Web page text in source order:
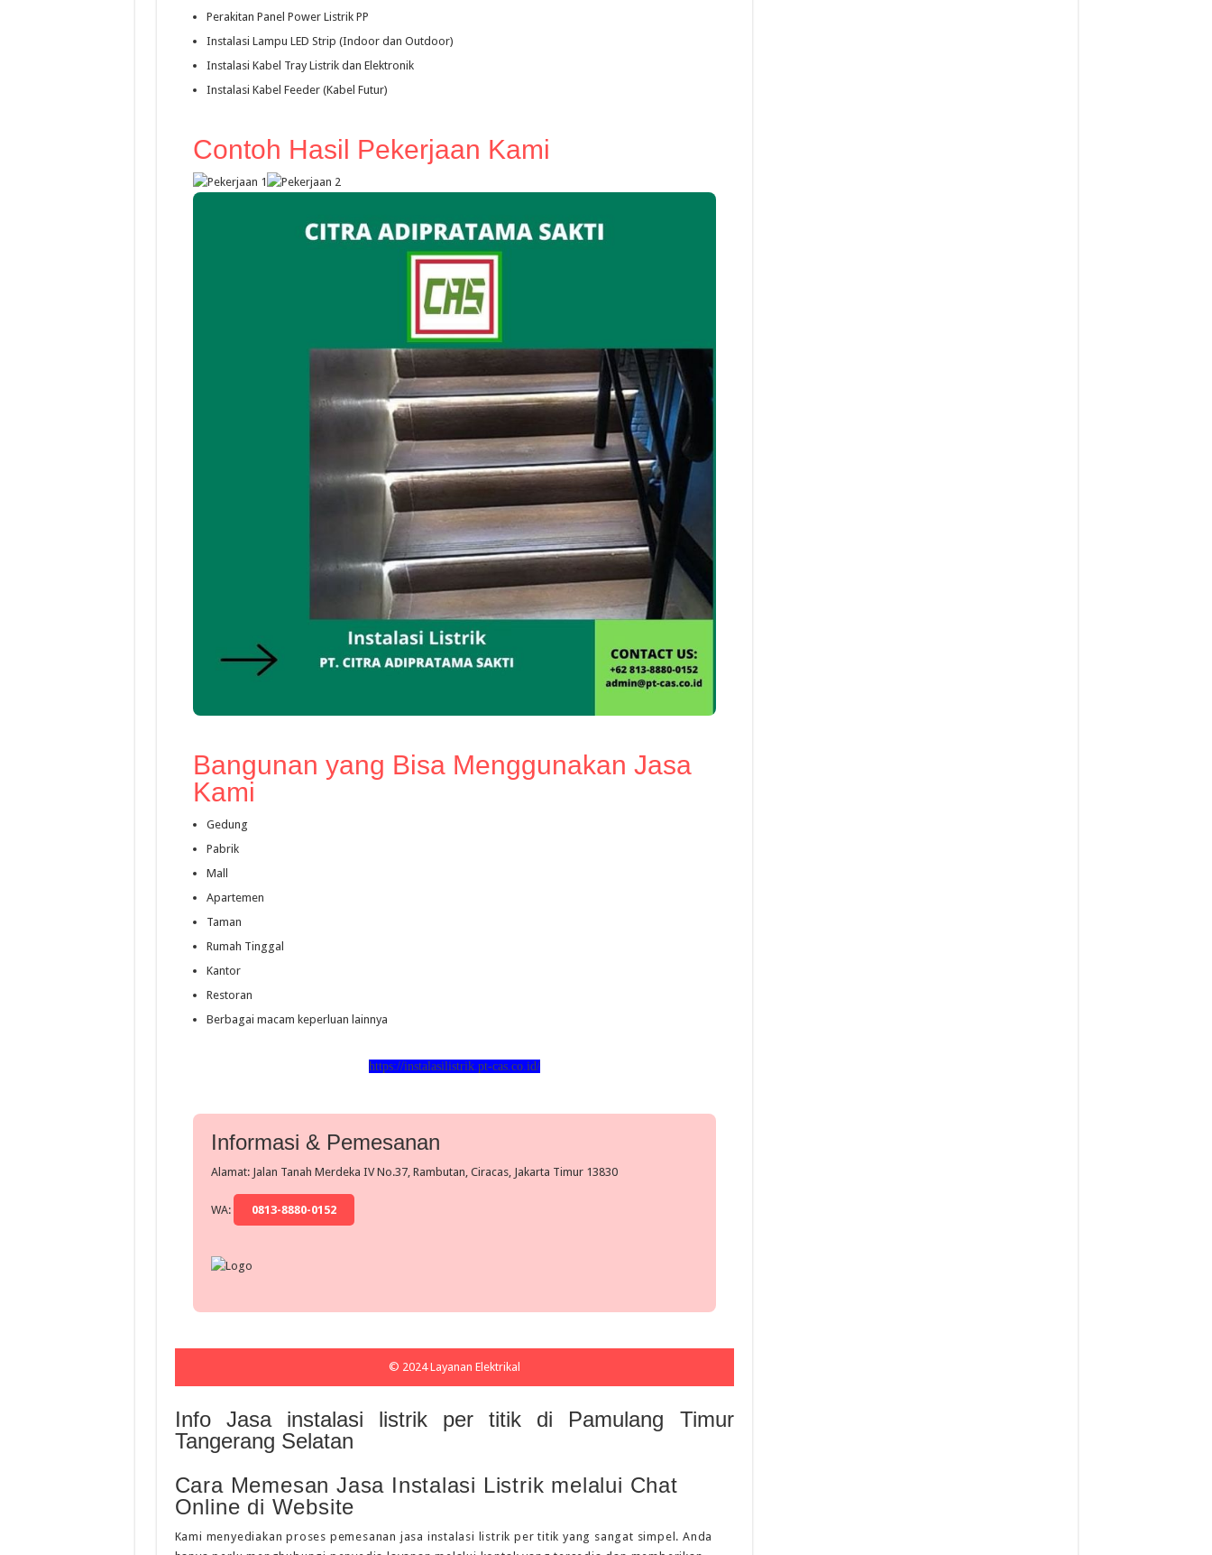
Perakitan Panel Power Listrik PP
Instalasi Lampu LED Strip (Indoor dan Outdoor)
Instalasi Kabel Tray Listrik dan Elektronik
Instalasi Kabel Feeder (Kabel Futur)
Contoh Hasil Pekerjaan Kami
Bangunan yang Bisa Menggunakan Jasa
Kami
Gedung
Pabrik
Mall
Apartemen
Taman
Rumah Tinggal
Kantor
Restoran
Berbagai macam keperluan lainnya
https://instalasilistrik.pt-cas.co.id/
Informasi & Pemesanan
Alamat: Jalan Tanah Merdeka IV No.37, Rambutan, Ciracas, Jakarta Timur 13830
WA: 0813-8880-0152
© 2024 Layanan Elektrikal
Info Jasa instalasi listrik per titik di Pamulang Timur
Tangerang Selatan
Cara Memesan Jasa Instalasi Listrik melalui Chat
Online di Website
Kami menyediakan proses pemesanan jasa instalasi listrik per titik yang sangat simpel. Anda